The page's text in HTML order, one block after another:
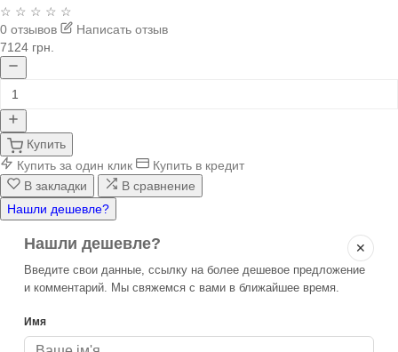
☆ ☆ ☆ ☆ ☆
0 отзывов
Написать отзыв
7124 грн.
Купить
Купить за один клик
Купить в кредит
В закладки
В сравнение
Нашли дешевле?
✕
Нашли дешевле?
Введите свои данные, ссылку на более дешевое предложение
и комментарий. Мы свяжемся с вами в ближайшее время.
Имя